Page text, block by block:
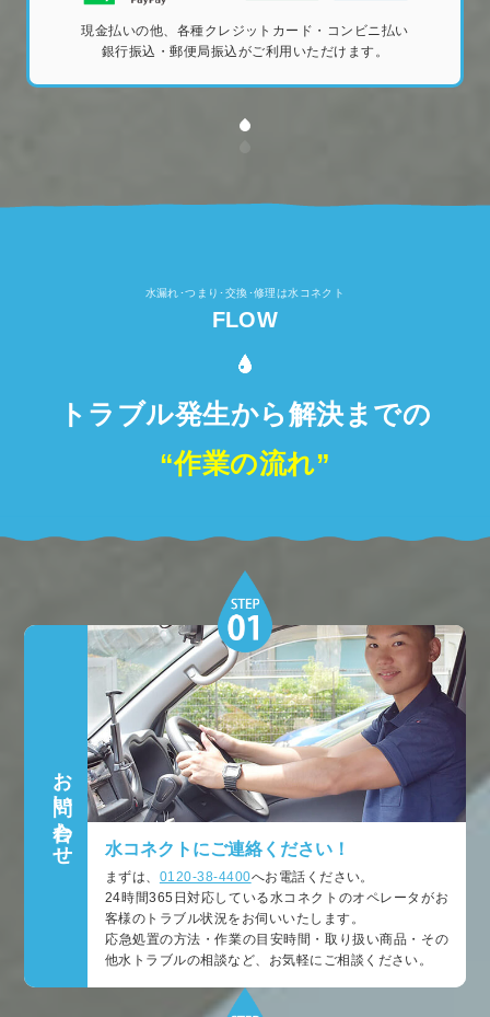
現金払いの他、各種クレジットカード・コンビニ払い
銀行振込・郵便局振込がご利用いただけます。
水漏れ･つまり･交換･修理は水コネクト
FLOW
トラブル発生から解決までの
“作業の流れ”
お問い合わせ 水コネクトにご連絡ください！
まずは、 0120-38-4400へお電話ください。
24時間365日対応している水コネクトのオペレータがお
客様のトラブル状況をお伺いいたします。
応急処置の方法・作業の目安時間・取り扱い商品・その
他水トラブルの相談など、お気軽にご相談ください。